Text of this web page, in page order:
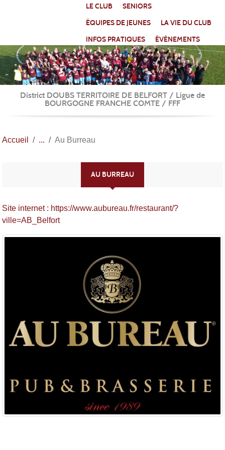
LE CLUB
SENIORS
ÉQUIPES DE JEUNES
LA VIE DU CLUB
INFOS PRATIQUES
ÉVÈNEMENTS
District DOUBS TERRITOIRE DE BELFORT / Ligue de
BOURGOGNE FRANCHE COMTE / FFF
Accueil Au Burreau
AU BURREAU
Site internet : https://www.aubureau.fr/restaurant/?
ville=AB_Belfort
Panneau de gestion des cookies